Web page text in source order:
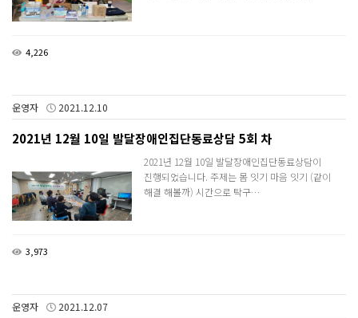
4,226
운영자 2021.12.10
2021년 12월 10일 발달장애인집단동료상담 5회 차
2021년 12월 10일 발달장애인집단동료상담이
진행되었습니다. 주제는 몸 잇기 마음 잇기 (같이
해결 해볼까) 시간으로 탁구…
3,973
운영자 2021.12.07